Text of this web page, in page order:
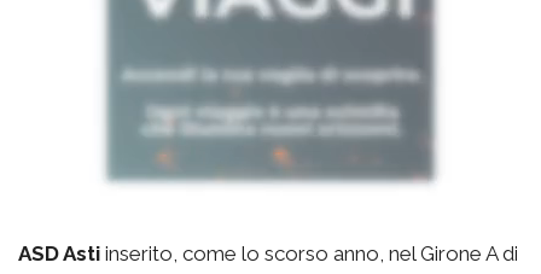
ASD Asti inserito, come lo scorso anno, nel Girone A di